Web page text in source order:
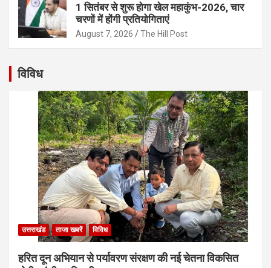
1 सितंबर से शुरू होगा खेल महाकुंभ-2026, चार
चरणों में होंगी प्रतियोगिताएं
August 7, 2026 The Hill Post
विविध
उत्तराखंड ताजा खबरें विविध
हरित दून अभियान से पर्यावरण संरक्षण की नई चेतना विकसित